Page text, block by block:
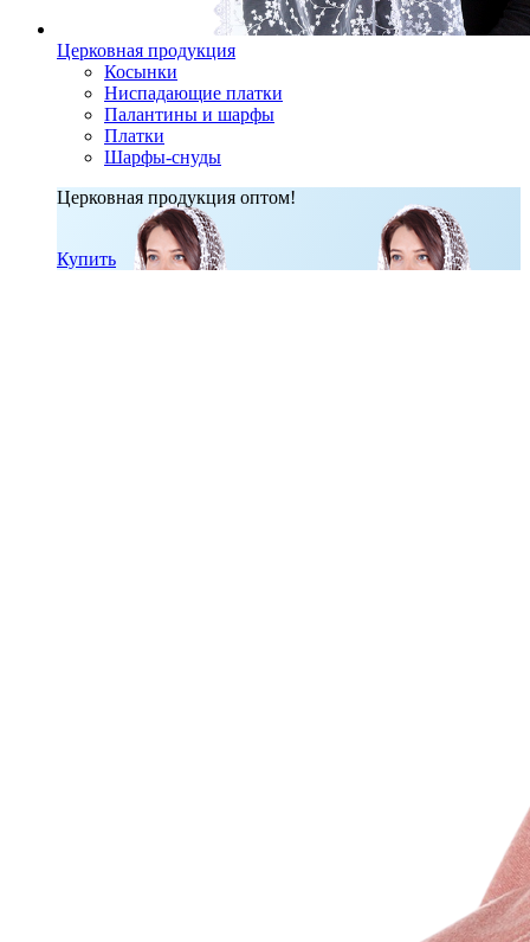
Церковная продукция
Косынки
Ниспадающие платки
Палантины и шарфы
Платки
Шарфы-снуды
Церковная продукция оптом!
Купить